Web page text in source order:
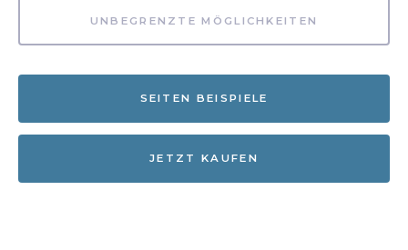
UNBEGRENZTE MÖGLICHKEITEN
SEITEN BEISPIELE
JETZT KAUFEN